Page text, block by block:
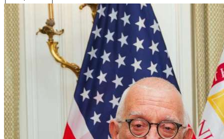
Text Edge
Style
Font Family
Reset
all settings to
the default
Done